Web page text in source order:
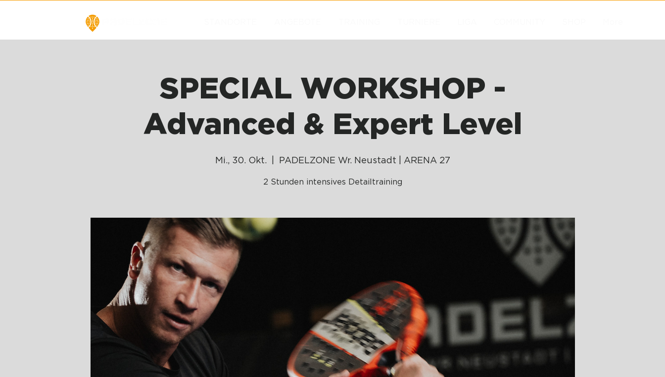
SPECIAL WORKSHOP -
Advanced & Expert Level
Mi., 30. Okt.
  |
PADELZONE Wr. Neustadt | ARENA 27
2 Stunden intensives Detailtraining